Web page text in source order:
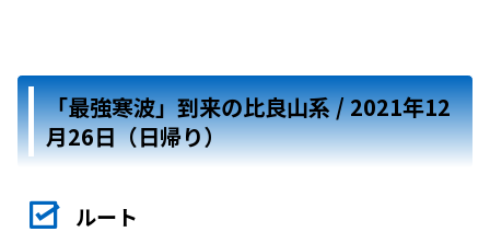
「最強寒波」到来の比良山系 / 2021年12
月26日（日帰り）
ルート